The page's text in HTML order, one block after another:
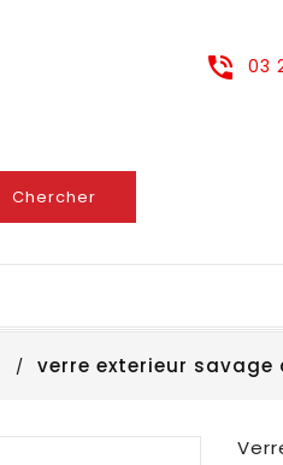
03
Chercher
verre exterieur savage